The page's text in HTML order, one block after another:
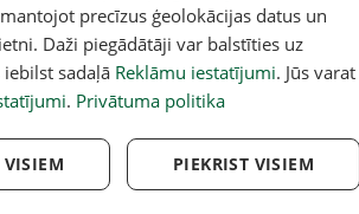
precīzus ģeolokācijas datus un
Daži piegādātāji var balstīties uz
sadaļā Reklāmu iestatījumi. Jūs varat
. Privātuma politika
PIEKRIST VISIEM